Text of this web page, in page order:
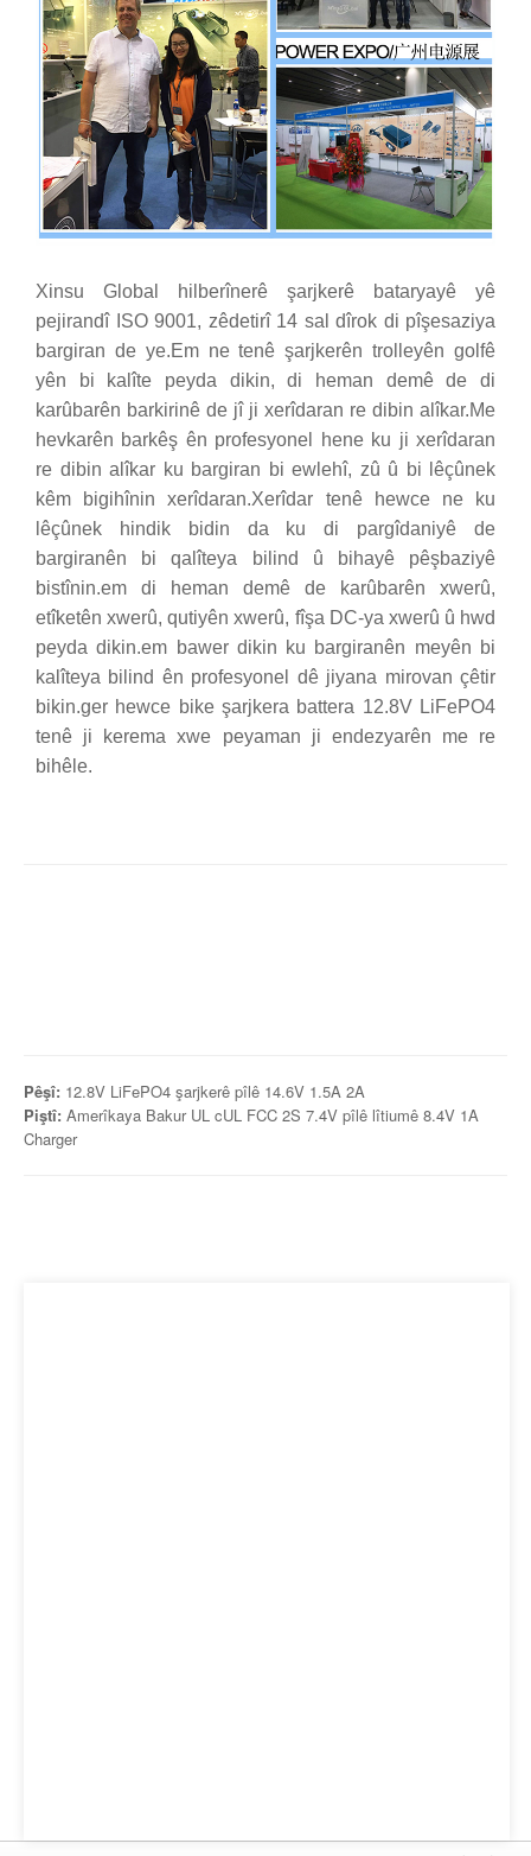
Xinsu Global hilberînerê şarjkerê bataryayê yê
pejirandî ISO 9001, zêdetirî 14 sal dîrok di pîşesaziya
bargiran de ye.Em ne tenê şarjkerên trolleyên golfê
yên bi kalîte peyda dikin, di heman demê de di
karûbarên barkirinê de jî ji xerîdaran re dibin alîkar.Me
hevkarên barkêş ên profesyonel hene ku ji xerîdaran
re dibin alîkar ku bargiran bi ewlehî, zû û bi lêçûnek
kêm bigihînin xerîdaran.Xerîdar tenê hewce ne ku
lêçûnek hindik bidin da ku di pargîdaniyê de
bargiranên bi qalîteya bilind û bihayê pêşbaziyê
bistînin.em di heman demê de karûbarên xwerû,
etîketên xwerû, qutiyên xwerû, fîşa DC-ya xwerû û hwd
peyda dikin.em bawer dikin ku bargiranên meyên bi
kalîteya bilind ên profesyonel dê jiyana mirovan çêtir
bikin.ger hewce bike şarjkera battera 12.8V LiFePO4
tenê ji kerema xwe peyaman ji endezyarên me re
bihêle.
Pêşî: 12.8V LiFePO4 şarjkerê pîlê 14.6V 1.5A 2A
Piştî: Amerîkaya Bakur UL cUL FCC 2S 7.4V pîlê lîtiumê 8.4V 1A
Charger